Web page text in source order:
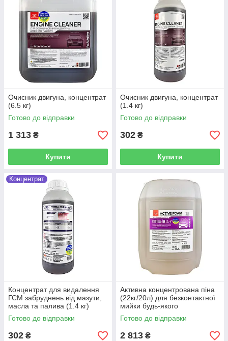
Очисник двигуна, концентрат
(6.5 кг)
Готово до відправки
1 313 ₴
Купити
Очисник двигуна, концентрат
(1.4 кг)
Готово до відправки
302 ₴
Купити
Концентрат
Концентрат для видалення
ГСМ забруднень від мазути,
масла та палива (1.4 кг)
Готово до відправки
302 ₴
Активна концентрована піна
(22кг/20л) для безконтактної
мийки будь-якого
автотранспорту у жорсткій
воді
Готово до відправки
2 813 ₴